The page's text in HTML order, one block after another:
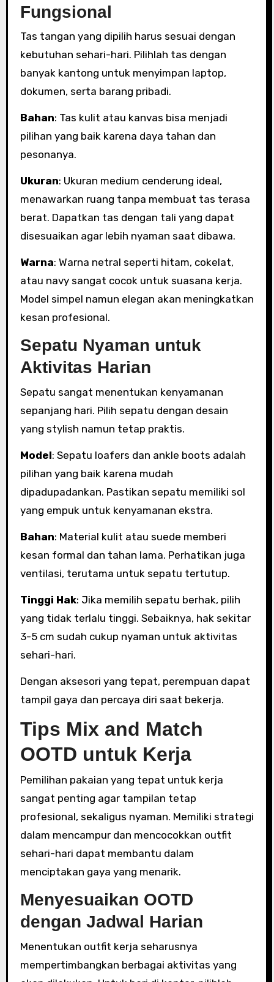
Fungsional
Tas tangan yang dipilih harus sesuai dengan
kebutuhan sehari-hari. Pilihlah tas dengan
banyak kantong untuk menyimpan laptop,
dokumen, serta barang pribadi.
Bahan: Tas kulit atau kanvas bisa menjadi
pilihan yang baik karena daya tahan dan
pesonanya.
Ukuran: Ukuran medium cenderung ideal,
menawarkan ruang tanpa membuat tas terasa
berat. Dapatkan tas dengan tali yang dapat
disesuaikan agar lebih nyaman saat dibawa.
Warna: Warna netral seperti hitam, cokelat,
atau navy sangat cocok untuk suasana kerja.
Model simpel namun elegan akan meningkatkan
kesan profesional.
Sepatu Nyaman untuk
Aktivitas Harian
Sepatu sangat menentukan kenyamanan
sepanjang hari. Pilih sepatu dengan desain
yang stylish namun tetap praktis.
Model: Sepatu loafers dan ankle boots adalah
pilihan yang baik karena mudah
dipadupadankan. Pastikan sepatu memiliki sol
yang empuk untuk kenyamanan ekstra.
Bahan: Material kulit atau suede memberi
kesan formal dan tahan lama. Perhatikan juga
ventilasi, terutama untuk sepatu tertutup.
Tinggi Hak: Jika memilih sepatu berhak, pilih
yang tidak terlalu tinggi. Sebaiknya, hak sekitar
3-5 cm sudah cukup nyaman untuk aktivitas
sehari-hari.
Dengan aksesori yang tepat, perempuan dapat
tampil gaya dan percaya diri saat bekerja.
Tips Mix and Match
OOTD untuk Kerja
Pemilihan pakaian yang tepat untuk kerja
sangat penting agar tampilan tetap
profesional, sekaligus nyaman. Memiliki strategi
dalam mencampur dan mencocokkan outfit
sehari-hari dapat membantu dalam
menciptakan gaya yang menarik.
Menyesuaikan OOTD
dengan Jadwal Harian
Menentukan outfit kerja seharusnya
mempertimbangkan berbagai aktivitas yang